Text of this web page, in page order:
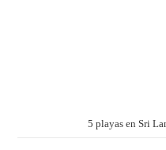
5 playas en Sri